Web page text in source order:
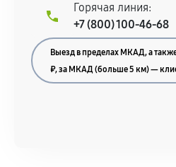
Горячая линия:
+7 (800) 100-46-68
Выезд в пределах МКАД, а
₽, за МКАД (больше 5 км) —